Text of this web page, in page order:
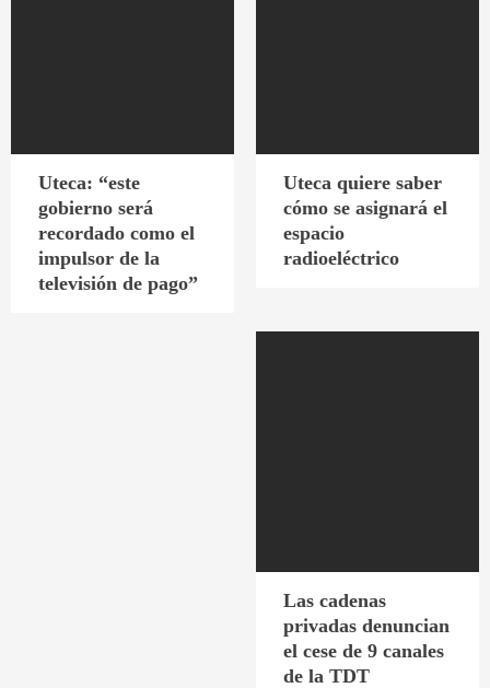
Uteca: “este
gobierno será
recordado como el
impulsor de la
televisión de pago”
Uteca quiere saber
cómo se asignará el
espacio
radioeléctrico
Las cadenas
privadas denuncian
el cese de 9 canales
de la TDT